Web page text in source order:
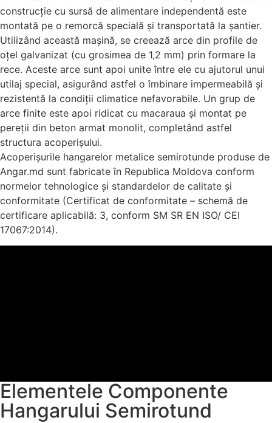
construcție cu sursă de alimentare independentă este
montată pe o remorcă specială și transportată la șantier.
Utilizând această mașină, se creează arce din profile de
oțel galvanizat (cu grosimea de 1,2 mm) prin formare la
rece. Aceste arce sunt apoi unite între ele cu ajutorul unui
utilaj special, asigurând astfel o îmbinare impermeabilă și
rezistentă la condiții climatice nefavorabile. Un grup de
arce finite este apoi ridicat cu macaraua și montat pe
pereții din beton armat monolit, completând astfel
structura acoperișului.
Acoperișurile hangarelor metalice semirotunde produse de
Angar.md sunt fabricate în Republica Moldova conform
normelor tehnologice și standardelor de calitate și
conformitate (Certificat de conformitate – schemă de
certificare aplicabilă: 3, conform SM SR EN ISO/ CEI
17067:2014).
Elementele Componente
Hangarului Semirotund